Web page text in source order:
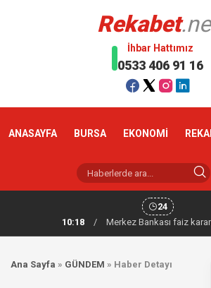
Rekabet
İhbar Hattımız
0533 406 91 16
ANASAYFA BURSA EKONOMİ
24
10:18
/ Merkez Bankası faiz
Ana Sayfa » GÜNDEM » Haber Detayı